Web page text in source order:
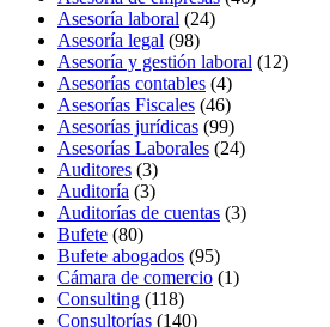
Asesoría laboral (24)
Asesoría legal (98)
Asesoría y gestión laboral (12)
Asesorías contables (4)
Asesorías Fiscales (46)
Asesorías jurídicas (99)
Asesorías Laborales (24)
Auditores (3)
Auditoría (3)
Auditorías de cuentas (3)
Bufete (80)
Bufete abogados (95)
Cámara de comercio (1)
Consulting (118)
Consultorías (140)